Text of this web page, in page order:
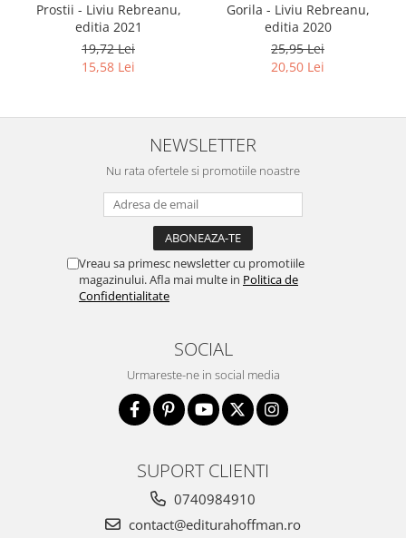
Prostii - Liviu Rebreanu,
editia 2021
19,72 Lei
15,58 Lei
Gorila - Liviu Rebreanu,
editia 2020
25,95 Lei
20,50 Lei
NEWSLETTER
Nu rata ofertele si promotiile noastre
Vreau sa primesc newsletter cu promotiile
magazinului. Afla mai multe in Politica de
Confidentialitate
SOCIAL
Urmareste-ne in social media
SUPORT CLIENTI
0740984910
contact@editurahoffman.ro